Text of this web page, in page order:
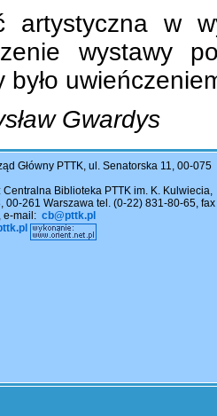
artystyczna w
wystawy
było
Gwardys
Główny PTTK, ul. Senatorska 11, 00-075
Biblioteka PTTK im. K. Kulwiecia,
00-261 Warszawa tel. (0-22) 831-80-65, fax
e-mail: cb@pttk.pl